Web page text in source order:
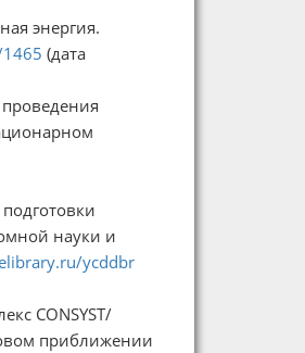
энергия.
(дата
науки и
ycddbr
CONSYST/
приближении